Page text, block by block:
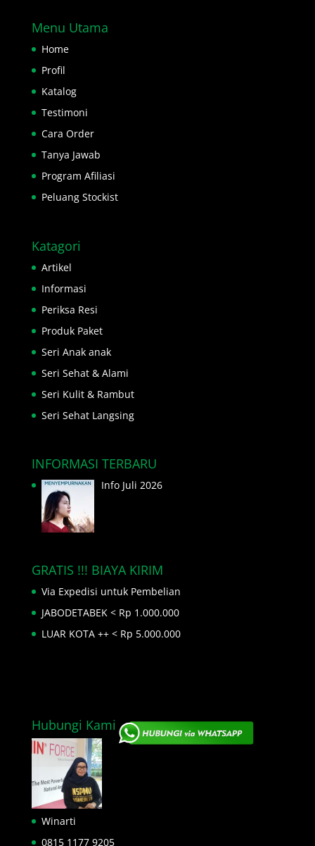
Menu Utama
Home
Profil
Katalog
Testimoni
Cara Order
Tanya Jawab
Program Afiliasi
Peluang Stockist
Katagori
Artikel
Informasi
Periksa Resi
Produk Paket
Seri Anak anak
Seri Sehat & Alami
Seri Kulit & Rambut
Seri Sehat Langsing
INFORMASI TERBARU
Info Juli 2026
GRATIS !!! BIAYA KIRIM
Via Expedisi untuk Pembelian
JABODETABEK < Rp 1.000.000
LUAR KOTA ++ < Rp 5.000.000
Hubungi Kami
Winarti
0815 1177 9205